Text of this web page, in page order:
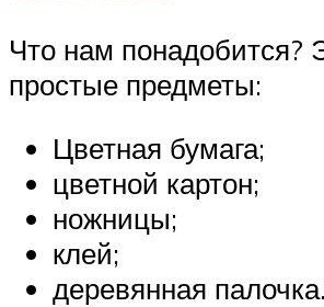
Что нам понадобится?
простые предметы:
Цветная бумага;
цветной картон;
ножницы;
клей;
деревянная палочка.